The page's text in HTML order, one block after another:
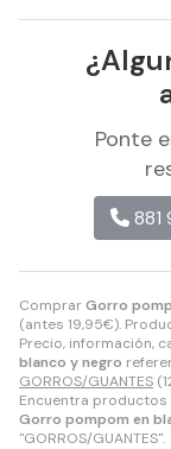
ComprarGorro
(antes 19,95€).
Precio, información,
blanco y negro
GORROS/GUANTES
Encuentra
Gorro pompom en
"GORROS/GUANTES".
Ponte
881